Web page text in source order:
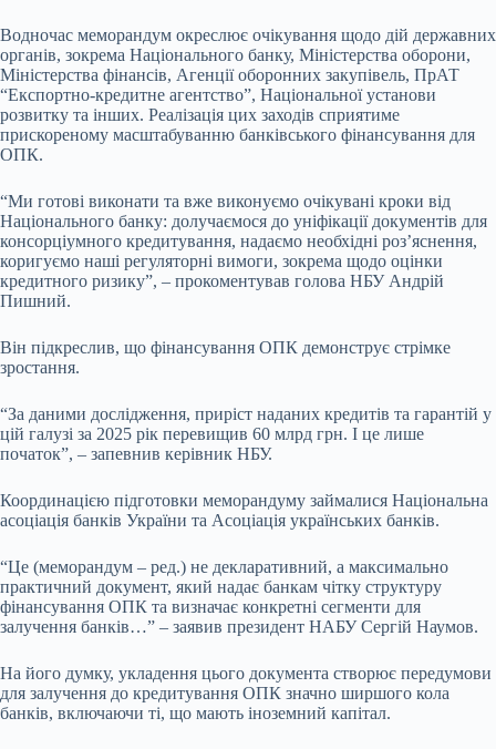
Водночас меморандум окреслює очікування щодо дій державних
органів, зокрема Національного банку, Міністерства оборони,
Міністерства фінансів, Агенції оборонних закупівель, ПрАТ
“Експортно-кредитне агентство”, Національної установи
розвитку та інших. Реалізація цих заходів сприятиме
прискореному масштабуванню банківського фінансування для
ОПК.
“Ми готові виконати та вже виконуємо очікувані кроки від
Національного банку: долучаємося до уніфікації документів для
консорціумного кредитування, надаємо необхідні роз’яснення,
коригуємо наші регуляторні вимоги, зокрема щодо оцінки
кредитного ризику”, – прокоментував голова НБУ Андрій
Пишний.
Він підкреслив, що фінансування ОПК демонструє стрімке
зростання.
“За даними дослідження, приріст наданих кредитів та гарантій у
цій галузі за 2025 рік перевищив 60 млрд грн. І це лише
початок”, – запевнив керівник НБУ.
Координацією підготовки меморандуму займалися Національна
асоціація банків України та Асоціація українських банків.
“Це (меморандум – ред.) не декларативний, а максимально
практичний документ, який надає банкам чітку структуру
фінансування ОПК та визначає конкретні сегменти для
залучення банків…” – заявив президент НАБУ Сергій Наумов.
На його думку, укладення цього документа створює передумови
для залучення до кредитування ОПК значно ширшого кола
банків, включаючи ті, що мають іноземний капітал.